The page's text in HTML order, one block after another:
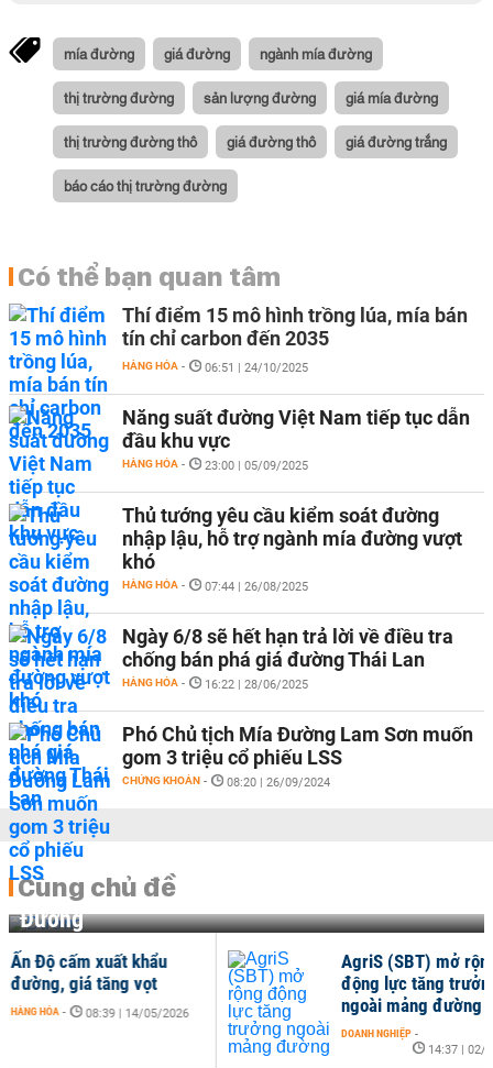
mía đường giá đường ngành mía đường
thị trường đường sản lượng đường giá mía đường
thị trường đường thô giá đường thô giá đường trắng
báo cáo thị trường đường
Có thể bạn quan tâm
Thí điểm 15 mô hình trồng lúa, mía bán
tín chỉ carbon đến 2035
HÀNG HÓA - 06:51 | 24/10/2025
Năng suất đường Việt Nam tiếp tục dẫn
đầu khu vực
HÀNG HÓA - 23:00 | 05/09/2025
Thủ tướng yêu cầu kiểm soát đường
nhập lậu, hỗ trợ ngành mía đường vượt
khó
HÀNG HÓA - 07:44 | 26/08/2025
Ngày 6/8 sẽ hết hạn trả lời về điều tra
chống bán phá giá đường Thái Lan
HÀNG HÓA - 16:22 | 28/06/2025
Phó Chủ tịch Mía Đường Lam Sơn muốn
gom 3 triệu cổ phiếu LSS
CHỨNG KHOÁN - 08:20 | 26/09/2024
Cùng chủ đề
Đường
AgriS (SBT) mở rộng
động lực tăng trưởng
ngoài mảng đường
14:37 | 02/02/2026